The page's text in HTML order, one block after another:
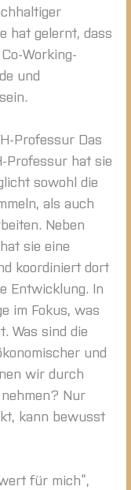
hat gelernt, dass
Working-
und
Professur Das
Professur hat sie
sowohl die
als auch
Neben
sie eine
koordiniert dort
Entwicklung. In
im Fokus, was
Was sind die
und
wir durch
Nur
kann bewusst
für mich“,